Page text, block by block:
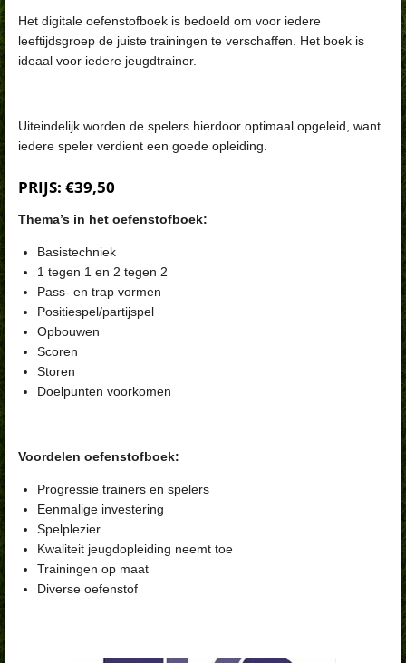
Het digitale oefenstofboek is bedoeld om voor iedere
leeftijdsgroep de juiste trainingen te verschaffen. Het boek is
ideaal voor iedere jeugdtrainer.
Uiteindelijk worden de spelers hierdoor optimaal opgeleid, want
iedere speler verdient een goede opleiding.
PRIJS: €39,50
Thema’s in het oefenstofboek:
Basistechniek
1 tegen 1 en 2 tegen 2
Pass- en trap vormen
Positiespel/partijspel
Opbouwen
Scoren
Storen
Doelpunten voorkomen
Voordelen oefenstofboek:
Progressie trainers en spelers
Eenmalige investering
Spelplezier
Kwaliteit jeugdopleiding neemt toe
Trainingen op maat
Diverse oefenstof